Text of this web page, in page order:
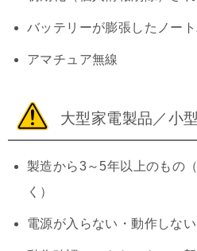
バッテリーが膨張したノー
アマチュア無線
大型家電製品／小
製造から3～5年以上のもの
く）
電源が入らない・動作しな